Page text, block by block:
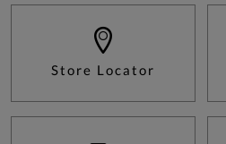
Store Locator